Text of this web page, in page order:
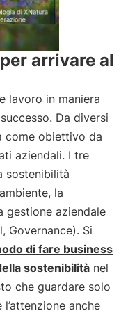
arrivare al
lavoro in maniera
Da diversi
come obiettivo da
aziendali. I tre
sostenibilità
la
gestione aziendale
Governance). Si
di fare business
sostenibilità nel
che guardare solo
anche